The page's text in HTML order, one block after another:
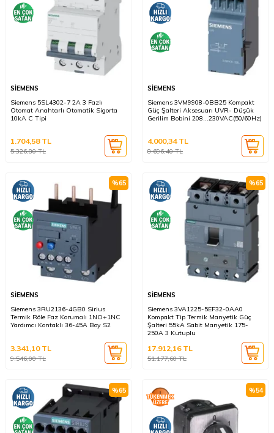
SİEMENS
Siemens 5SL4302-7 2A 3 Fazlı
Otomat Anahtarlı Otomatik Sigorta
10kA C Tipi
5.326,80TL
1.704,58TL
SİEMENS
Siemens 3VM9908-0BB25 Kompakt
Güç Şalteri Aksesuarı UVR- Düşük
Gerilim Bobini 208...230VAC(50/60Hz)
8.696,40TL
4.000,34TL
%65
SİEMENS
Siemens 3RU2136-4GB0 Sirius
Termik Röle Faz Korumalı 1NO+1NC
Yardımcı Kontaklı 36-45A Boy S2
9.546,00TL
3.341,10TL
%65
SİEMENS
Siemens 3VA1225-5EF32-0AA0
Kompakt Tip Termik Manyetik Güç
Şalteri 55kA Sabit Manyetik 175-
250A 3 Kutuplu
51.177,60TL
17.912,16TL
%65 %54